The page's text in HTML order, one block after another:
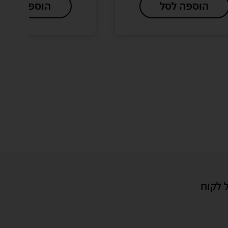
הוספה לסל הוספה לסל
לקוח